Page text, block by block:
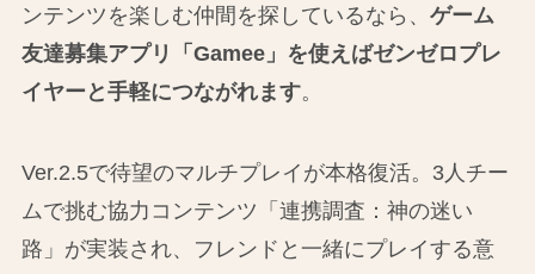
ンテンツを楽しむ仲間を探しているなら、 ゲーム
友達募集アプリ「Gamee」を使えばゼンゼロプレ
イヤーと手軽につながれます。
Ver.2.5で待望のマルチプレイが本格復活。3人チー
ムで挑む協力コンテンツ「連携調査：神の迷い
路」が実装され、フレンドと一緒にプレイする意